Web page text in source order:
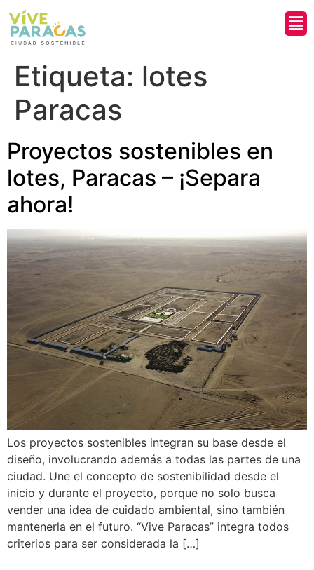
Etiqueta: lotes
Paracas
Proyectos sostenibles en
lotes, Paracas – ¡Separa
ahora!
Los proyectos sostenibles integran su base desde el
diseño, involucrando además a todas las partes de una
ciudad. Une el concepto de sostenibilidad desde el
inicio y durante el proyecto, porque no solo busca
vender una idea de cuidado ambiental, sino también
mantenerla en el futuro. “Vive Paracas” integra todos
criterios para ser considerada la […]